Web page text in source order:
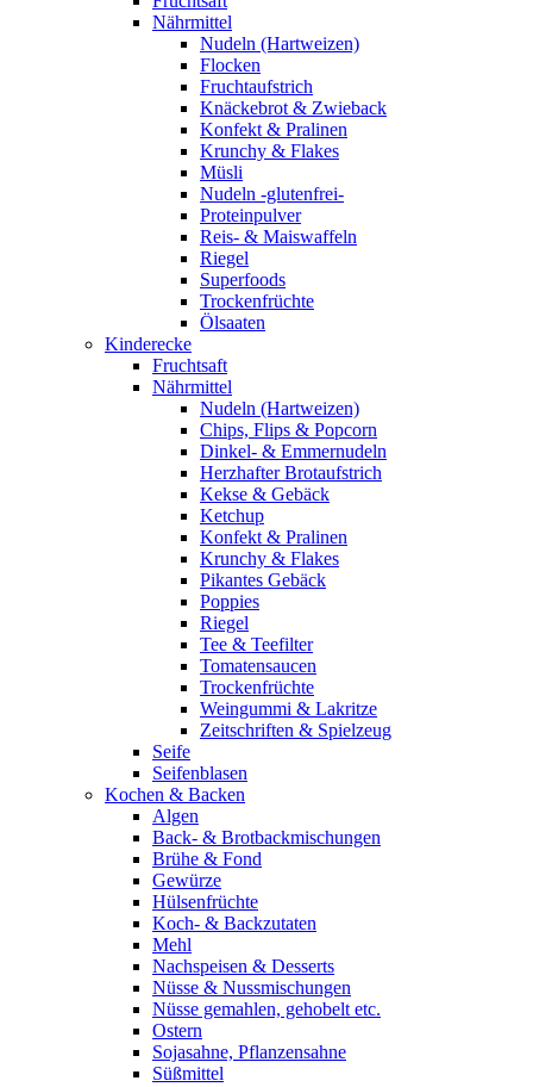
Nährmittel
Nudeln (Hartweizen)
Flocken
Fruchtaufstrich
Knäckebrot & Zwieback
Konfekt & Pralinen
Krunchy & Flakes
Müsli
Nudeln -glutenfrei-
Proteinpulver
Reis- & Maiswaffeln
Riegel
Superfoods
Trockenfrüchte
Ölsaaten
Kinderecke
Fruchtsaft
Nährmittel
Nudeln (Hartweizen)
Chips, Flips & Popcorn
Dinkel- & Emmernudeln
Herzhafter Brotaufstrich
Kekse & Gebäck
Ketchup
Konfekt & Pralinen
Krunchy & Flakes
Pikantes Gebäck
Poppies
Riegel
Tee & Teefilter
Tomatensaucen
Trockenfrüchte
Weingummi & Lakritze
Zeitschriften & Spielzeug
Seife
Seifenblasen
Kochen & Backen
Algen
Back- & Brotbackmischungen
Brühe & Fond
Gewürze
Hülsenfrüchte
Koch- & Backzutaten
Mehl
Nachspeisen & Desserts
Nüsse & Nussmischungen
Nüsse gemahlen, gehobelt etc.
Ostern
Sojasahne, Pflanzensahne
Süßmittel